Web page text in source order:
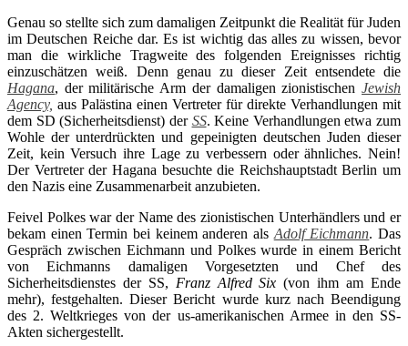
Genau so stellte sich zum damaligen Zeitpunkt die Realität für Juden
im Deutschen Reiche dar. Es ist wichtig das alles zu wissen, bevor
man die wirkliche Tragweite des folgenden Ereignisses richtig
einzuschätzen weiß. Denn genau zu dieser Zeit entsendete die
Hagana, der militärische Arm der damaligen zionistischen Jewish
Agency, aus Palästina einen Vertreter für direkte Verhandlungen mit
dem SD (Sicherheitsdienst) der SS. Keine Verhandlungen etwa zum
Wohle der unterdrückten und gepeinigten deutschen Juden dieser
Zeit, kein Versuch ihre Lage zu verbessern oder ähnliches. Nein!
Der Vertreter der Hagana besuchte die Reichshauptstadt Berlin um
den Nazis eine Zusammenarbeit anzubieten.
Feivel Polkes war der Name des zionistischen Unterhändlers und er
bekam einen Termin bei keinem anderen als Adolf Eichmann. Das
Gespräch zwischen Eichmann und Polkes wurde in einem Bericht
von Eichmanns damaligen Vorgesetzten und Chef des
Sicherheitsdienstes der SS, Franz Alfred Six (von ihm am Ende
mehr), festgehalten. Dieser Bericht wurde kurz nach Beendigung
des 2. Weltkrieges von der us-amerikanischen Armee in den SS-
Akten sichergestellt.